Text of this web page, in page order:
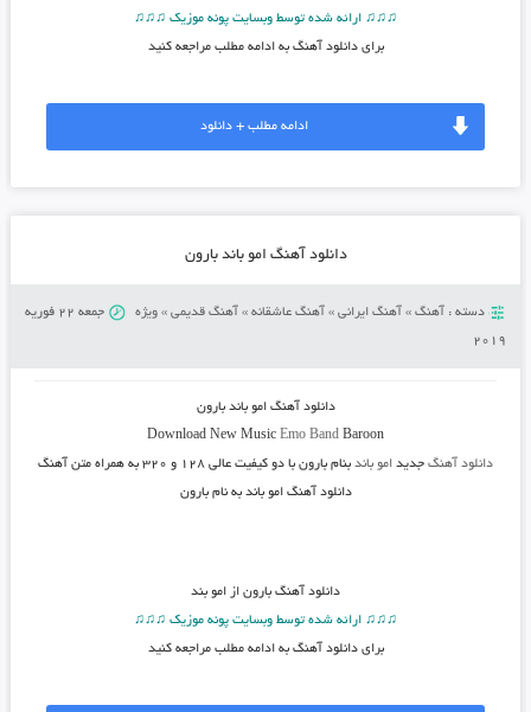
♫♫♫ ارائه شده توسط وبسایت پونه موزیک ♫♫♫
برای دانلود آهنگ به ادامه مطلب مراجعه کنید
ادامه مطلب + دانلود
دانلود آهنگ امو باند بارون
دسته : آهنگ» آهنگ ایرانی» آهنگ عاشقانه» آهنگ قدیمی» ویژه
جمعه 22 فوریه
2019
دانلود آهنگامو باند بارون
Download New MusicEmo Band Baroon
دانلود آهنگجدید امو باندبنام بارون با دو کیفیت عالی ۱۲۸ و ۳۲۰ به همراه متن آهنگ
دانلود آهنگ امو باند به نام بارون
دانلود آهنگبارون از امو بند
♫♫♫ ارائه شده توسط وبسایت پونه موزیک ♫♫♫
برای دانلود آهنگ به ادامه مطلب مراجعه کنید